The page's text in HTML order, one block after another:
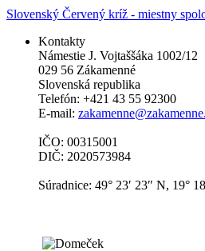
Slovenský Červený kríž - miestny
Kontakty
Námestie J. Vojtaššáka 1002/12
029 56 Zákamenné
Slovenská republika
Telefón: +421 43 55 92300
E-mail:
IČO: 00315001
DIČ: 2020573984
Súradnice: 49° 23′ 23″ N, 19°